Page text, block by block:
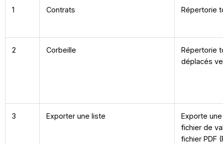
1 Contrats Répertorie
2 Corbeille
Répertorie
déplacés
3 Exporter une liste
Exporte
fichier de
fichier PDF